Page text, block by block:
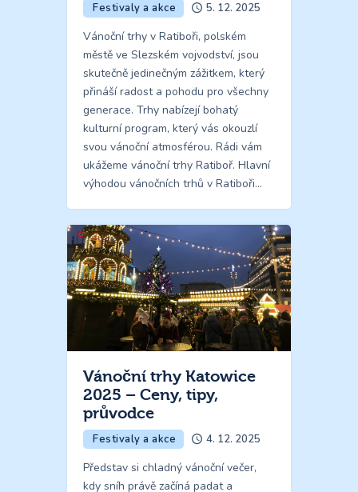
Festivaly a akce 5. 12. 2025
Vánoční trhy v Ratiboři, polském
městě ve Slezském vojvodství, jsou
skutečně jedinečným zážitkem, který
přináší radost a pohodu pro všechny
generace. Trhy nabízejí bohatý
kulturní program, který vás okouzlí
svou vánoční atmosférou. Rádi vám
ukážeme vánoční trhy Ratiboř. Hlavní
výhodou vánočních trhů v Ratiboři…
Vánoční trhy Katowice
2025 – Ceny, tipy,
průvodce
Festivaly a akce 4. 12. 2025
Představ si chladný vánoční večer,
kdy sníh právě začíná padat a